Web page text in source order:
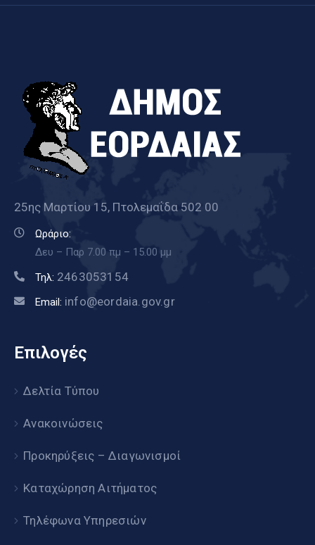
25ης Μαρτίου 15, Πτολεμαΐδα 502 00
Ωράριο:
Δευ – Παρ 7.00 πμ – 15.00 μμ
Τηλ: 2463053154
Email: info@eordaia.gov.gr
Επιλογές
Δελτία Τύπου
Ανακοινώσεις
Προκηρύξεις – Διαγωνισμοί
Καταχώρηση Αιτήματος
Τηλέφωνα Υπηρεσιών